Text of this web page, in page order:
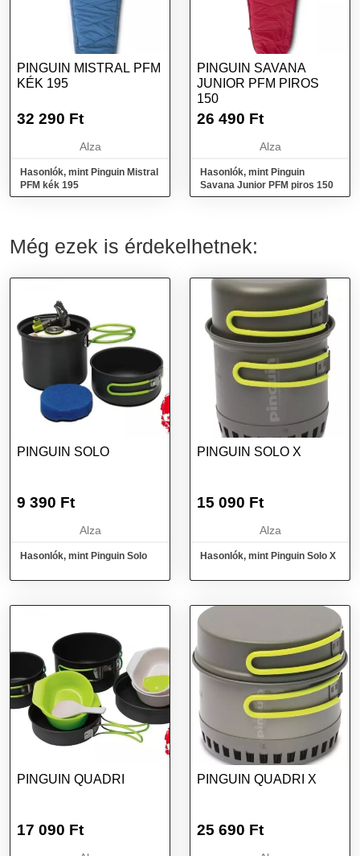
PINGUIN MISTRAL PFM
KÉK 195
32 290 Ft
Alza
Hasonlók, mint Pinguin Mistral
PFM kék 195
PINGUIN SAVANA
JUNIOR PFM PIROS
150
26 490 Ft
Alza
Hasonlók, mint Pinguin
Savana Junior PFM piros 150
Még ezek is érdekelhetnek:
PINGUIN SOLO
9 390 Ft
Alza
Hasonlók, mint Pinguin Solo
PINGUIN SOLO X
15 090 Ft
Alza
Hasonlók, mint Pinguin Solo X
PINGUIN QUADRI
17 090 Ft
PINGUIN QUADRI X
25 690 Ft